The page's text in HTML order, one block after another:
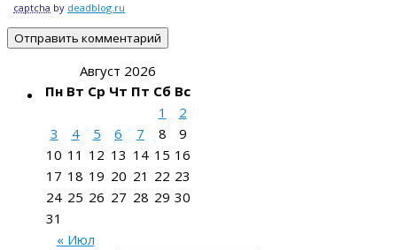
captcha by deadblog.ru
Август 2026
Пн Вт Ср Чт Пт Сб Вс
« Июл
1
2
3
4 5 6 7 8
9
10 11 12 13 14 15 16
17 18 19 20 21 22 23
24 25 26 27 28 29 30
31